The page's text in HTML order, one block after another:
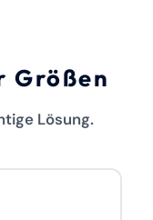
Größen
Lösung.